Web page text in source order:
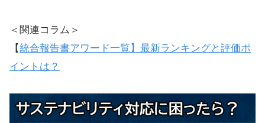
＜関連コラム＞
【統合報告書アワード一覧】最新ランキングと評価ポ
イントは？